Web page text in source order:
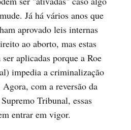
Já há vários anos que
aprovado leis internas
ao aborto, mas estas
aplicadas porque a Roe
impedia a criminalização
com a reversão da
Tribunal, essas
entrar em vigor.